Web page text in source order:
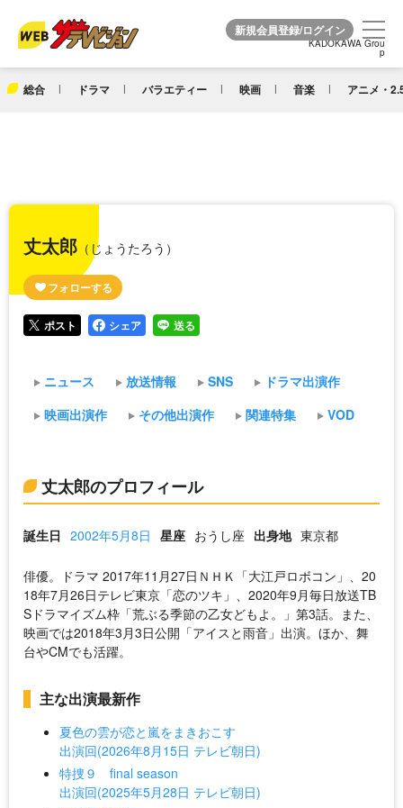
KADOKAWA Grou
p
総合 ドラマ バラエティー 映画 音楽 アニメ・
KADOKAWA Grou
p
丈太郎 （じょうたろう）
ポスト シェア 送る
ニュース 放送情報 SNS
ドラマ出演作
映画出演作
その他出演作 関連特集 VOD
丈太郎のプロフィール
誕生日 2002年5月8日 星座 おうし座 出身地 東京都
俳優。ドラマ 2017年11月27日ＮＨＫ「大江戸ロボコン」、20
18年7月26日テレビ東京「恋のツキ」、2020年9月毎日放送TB
Sドラマイズム枠「荒ぶる季節の乙女どもよ。」第3話。また、
映画では2018年3月3日公開「アイスと雨音」出演。ほか、舞
台やCMでも活躍。
主な出演最新作
夏色の雲が恋と嵐をまきおこす
出演回(2026年8月15日 テレビ朝日)
特捜９ final season
出演回(2025年5月28日 テレビ朝日)